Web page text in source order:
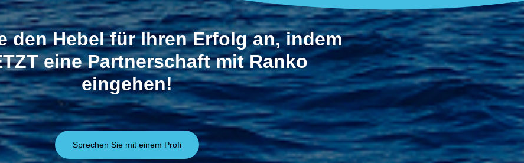
den Hebel für Ihren Erfolg an, indem
eine Partnerschaft mit Ranko
eingehen!
Sprechen Sie mit einem Profi